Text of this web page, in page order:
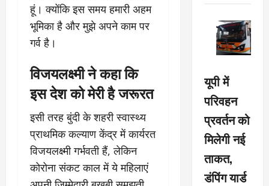
हूं। क्योंकि इस समय हमारी अहम
भूमिका है और मुझे अपने काम पर
गर्व है।
विजयलक्ष्मी ने कहा कि
इस देश को मेरी है जरूरत
इसी तरह बुंदी के शहरी स्वास्थ्य
प्राथमिक कल्याण केंद्र में कार्यरत
विजयलक्ष्मी गर्भवती हैं, लेकिन
कोरोना संकट काल में ये महिलाएं
यूपी में
परिवहन
प्रवर्तन को
मिलेगी नई
ताकत,
डंपिंग यार्ड